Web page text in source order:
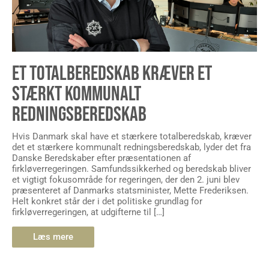
ET TOTALBEREDSKAB KRÆVER ET
STÆRKT KOMMUNALT
REDNINGSBEREDSKAB
Hvis Danmark skal have et stærkere totalberedskab, kræver
det et stærkere kommunalt redningsberedskab, lyder det fra
Danske Beredskaber efter præsentationen af
firkløverregeringen. Samfundssikkerhed og beredskab bliver
et vigtigt fokusområde for regeringen, der den 2. juni blev
præsenteret af Danmarks statsminister, Mette Frederiksen.
Helt konkret står der i det politiske grundlag for
firkløverregeringen, at udgifterne til […]
Læs mere